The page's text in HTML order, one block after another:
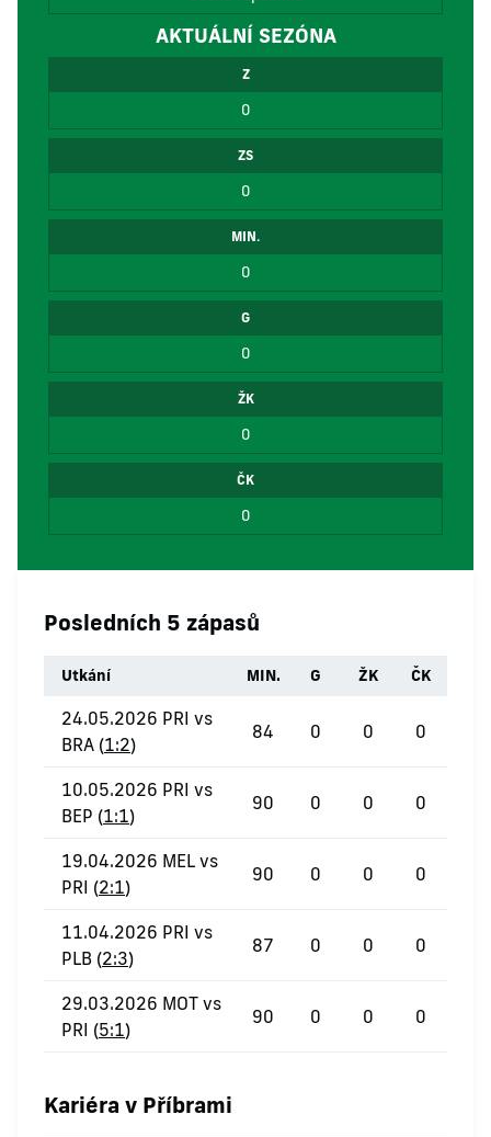
AKTUÁLNÍ SEZÓNA
Z
0
ZS
0
MIN.
0
G
0
ŽK
0
ČK
0
Posledních 5 zápasů
Utkání MIN. G ŽK ČK
24.05.2026 PRI vs
BRA (1:2)
84 0 0 0
10.05.2026 PRI vs
BEP (1:1)
90 0 0 0
19.04.2026 MEL vs
PRI (2:1)
90 0 0 0
11.04.2026 PRI vs
PLB (2:3)
87 0 0 0
29.03.2026 MOT vs
PRI (5:1)
90 0 0 0
Kariéra v Příbrami